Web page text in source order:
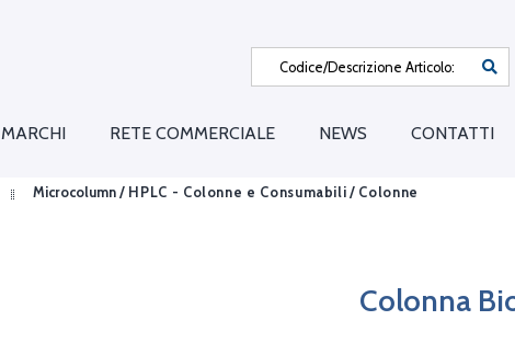
MARCHI RETE COMMERCIALE NEWS CONTATTI
Microcolumn / HPLC - Colonne e Consumabili / Colonne
Colonna